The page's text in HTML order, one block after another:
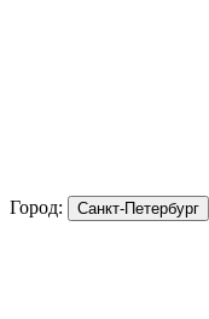
Город: Санкт-Петербург